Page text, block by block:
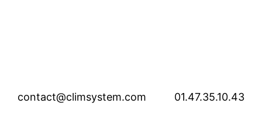
contact@climsystem.com 01.47.35.10.43